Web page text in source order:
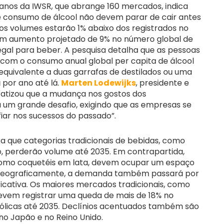
da IWSR, que abrange 160 mercados, indica
consumo de álcool não devem parar de cair antes
volumes estarão 1% abaixo dos registrados no
aumento projetado de 9% no número global de
para beber. A pesquisa detalha que as pessoas
o consumo anual global per capita de álcool
a duas garrafas de destilados ou uma
ano até lá. Marten Lodewijks, presidente e
que a mudança nos gostos dos
grande desafio, exigindo que as empresas se
nos sucessos do passado”.
que categorias tradicionais de bebidas, como
perderão volume até 2035. Em contrapartida,
coquetéis em lata, devem ocupar um espaço
a demanda também passará por
Os maiores mercados tradicionais, como
registrar uma queda de mais de 18% no
até 2035. Declínios acentuados também são
Japão e no Reino Unido.